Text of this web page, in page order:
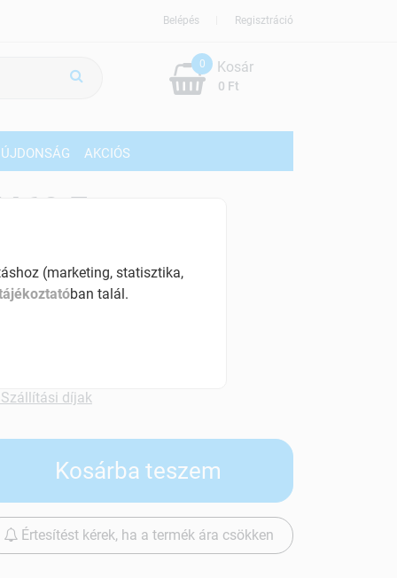
Regisztráció
Belépés
0
0 Ft
Kosár
ÚJDONSÁG AKCIÓS
Ft
Szállítási díjak
Kosárba teszem
Értesítést kérek, ha a termék ára csökken
(marketing, statisztika,
ban talál.